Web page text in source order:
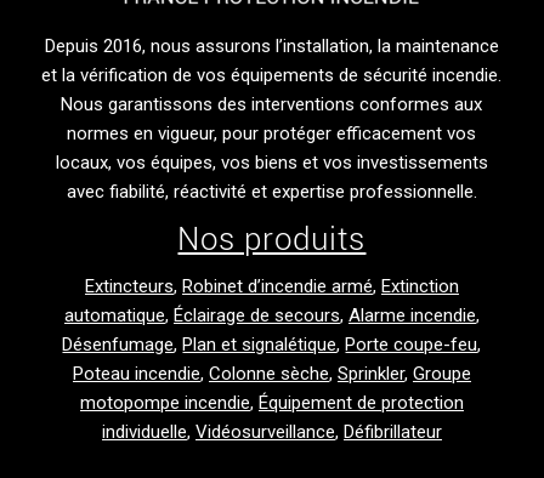
Depuis 2016, nous assurons l’installation, la maintenance
et la vérification de vos équipements de sécurité incendie.
Nous garantissons des interventions conformes aux
normes en vigueur, pour protéger efficacement vos
locaux, vos équipes, vos biens et vos investissements
avec fiabilité, réactivité et expertise professionnelle.
Nos produits
Extincteurs, Robinet d’incendie armé, Extinction
automatique, Éclairage de secours, Alarme incendie,
Désenfumage,Plan et signalétique,Porte coupe-feu,
Poteau incendie, Colonne sèche, Sprinkler, Groupe
motopompe incendie, Équipement de protection
individuelle, Vidéosurveillance, Défibrillateur